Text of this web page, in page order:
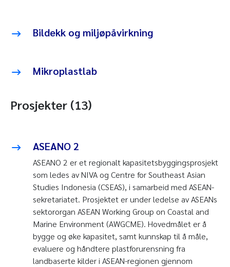
Bildekk og miljøpåvirkning
Mikroplastlab
Prosjekter (13)
ASEANO 2
ASEANO 2 er et regionalt kapasitetsbyggingsprosjekt
som ledes av NIVA og Centre for Southeast Asian
Studies Indonesia (CSEAS), i samarbeid med ASEAN-
sekretariatet. Prosjektet er under ledelse av ASEANs
sektororgan ASEAN Working Group on Coastal and
Marine Environment (AWGCME). Hovedmålet er å
bygge og øke kapasitet, samt kunnskap til å måle,
evaluere og håndtere plastforurensning fra
landbaserte kilder i ASEAN-regionen gjennom